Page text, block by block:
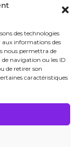
des technologies
aux informations des
nous permettra de
navigation ou les ID
de retirer son
caractéristiques